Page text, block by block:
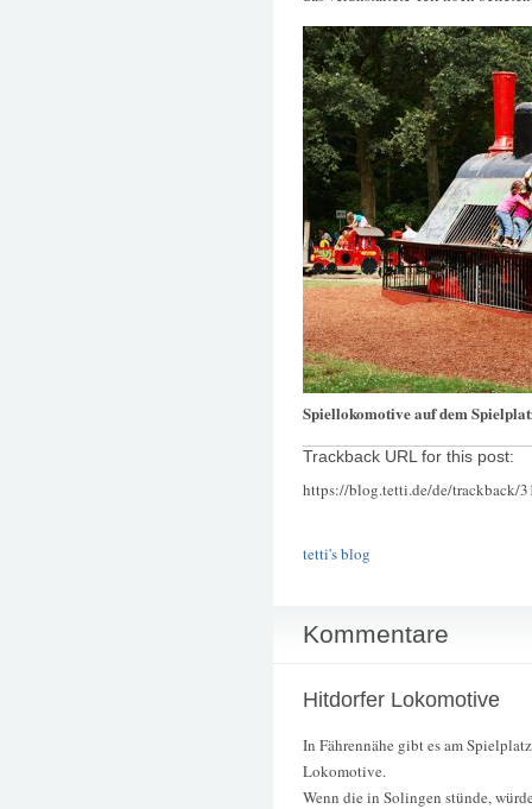
Spiellokomotive auf dem
Trackback URL for this post:
https://blog.tetti.de/de/trackback/
tetti's blog
Kommentare
Hitdorfer Lokomotive
In Fährennähe gibt es am
Lokomotive.
Wenn die in Solingen stünde,